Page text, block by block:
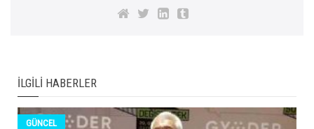
İLGILI HABERLER
GÜNCEL